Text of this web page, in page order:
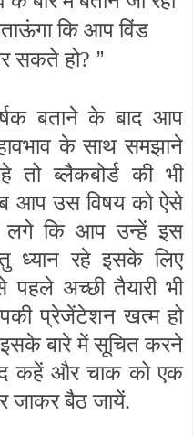
कि आप विंड
सकते हो? ”
बताने के बाद आप
के साथ समझाने
ब्लैकबोर्ड की भी
आप उस विषय को ऐसे
लगे कि आप उन्हें इस
ध्यान रहे इसके लिए
अच्छी तैयारी भी
प्रेजेंटेशन खत्म हो
बारे में सूचित करने
कहें और चाक को एक
जाकर बैठ जायें.